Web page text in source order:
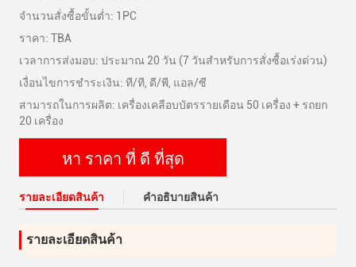
จำนวนสั่งซื้อขั้นต่ำ: 1PC
ราคา: TBA
เวลาการส่งมอบ: ประมาณ 20 วัน (7 วันสำหรับการสั่งซื้อเร่งด่วน)
เงื่อนไขการชำระเงิน: ที/ที, ดี/พี, แอล/ซี
สามารถในการผลิต: เครื่องเคลือบบัตรรายเดือน 50 เครื่อง + รถยก
20 เครื่อง
หา ราคา ที่ ดี ที่สุด
รายละเอียดสินค้า คําอธิบายสินค้า
รายละเอียดสินค้า